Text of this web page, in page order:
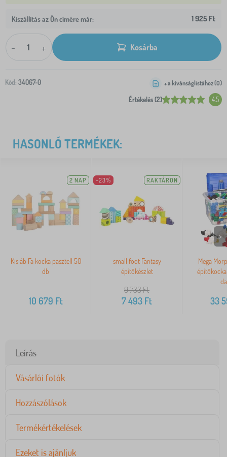
Kiszállítás az Ön címére már: 1 925 Ft
- + Kosárba
Kód: 34067-0
Értékelés (2) 4.5
+ a kívánságlistához (0)
HASONLÓ TERMÉKEK:
2 NAP
Kisláb Fa kocka pasztell 50
db
10 679 Ft
-23% RAKTÁRON
small foot Fantasy
építőkészlet
9 733Ft
7 493 Ft
Mega
33
>
Leírás
Vásárlói fotók
Hozzászólások
Termékértékelések
Ezeket is ajánljuk